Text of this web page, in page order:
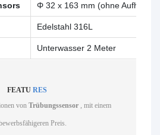
Φ 32 x 163 mm (ohne
Edelstahl 316L
Unterwasser 2 Meter
FEATU RES
von Trübungssensor , mit einem
Preis.